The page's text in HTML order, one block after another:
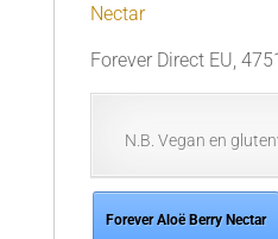
Nectar
Forever Direct EU,
N.B. Vegan en
Forever Aloë Berry Nectar